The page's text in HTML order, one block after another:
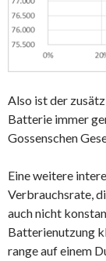
Also ist der
Batterie immer
Gossenschen
Eine weitere
Verbrauchsrate,
auch nicht
Batterienutzung
range auf einem